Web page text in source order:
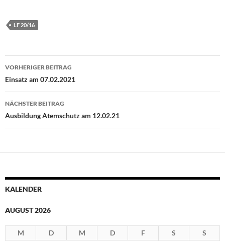
LF 20/16
Beitragsnavigation
VORHERIGER BEITRAG
Einsatz am 07.02.2021
NÄCHSTER BEITRAG
Ausbildung Atemschutz am 12.02.21
KALENDER
AUGUST 2026
M D M D F S S